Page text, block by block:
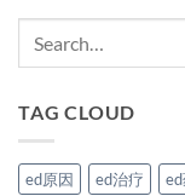
TAG CLOUD
ed原因 ed治疗